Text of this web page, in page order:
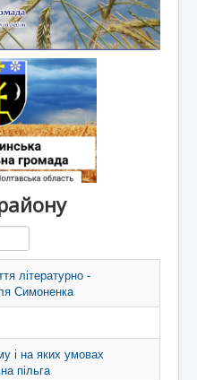
літературно -
Симоненка
і на яких умовах
пільга